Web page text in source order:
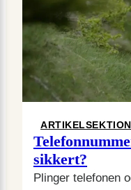
ARTIKELSEKTION
sikkert?
Plinger telefonen